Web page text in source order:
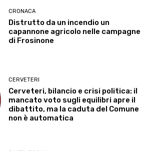
CRONACA
Distrutto da un incendio un
capannone agricolo nelle campagne
di Frosinone
CERVETERI
Cerveteri, bilancio e crisi politica: il
mancato voto sugli equilibri apre il
dibattito, ma la caduta del Comune
non è automatica